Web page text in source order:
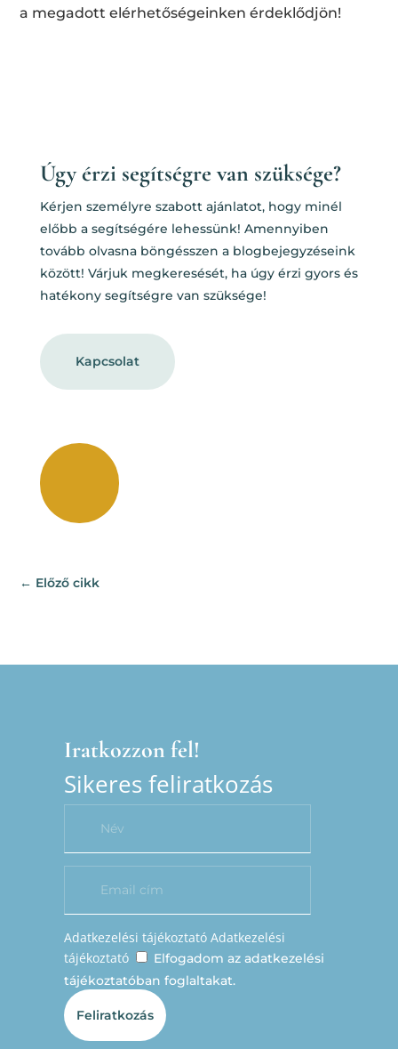
a megadott elérhetőségeinken érdeklődjön!
Úgy érzi segítségre van szüksége?
Kérjen személyre szabott ajánlatot, hogy minél
előbb a segítségére lehessünk! Amennyiben
tovább olvasna böngésszen a blogbejegyzéseink
között! Várjuk megkeresését, ha úgy érzi gyors és
hatékony segítségre van szüksége!
Kapcsolat
← Előző cikk
Iratkozzon fel!
Sikeres feliratkozás
Adatkezelési tájékoztató Adatkezelési
tájékoztató
Elfogadom az adatkezelési
tájékoztatóban foglaltakat.
Feliratkozás